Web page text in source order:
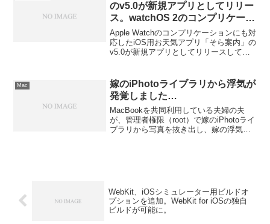
のv5.0が新規アプリとしてリリー
ス。watchOS 2のコンプリケーシ
ョンにも対応。
Apple Watchのコンプリケーションにも対
応したiOS用お天気アプリ「そら案内」の
v5.0が新規アプリとしてリリースしてい
Mac
嫁のiPhotoライブラリから浮気が
発覚しました…
MacBookを共同利用している夫婦の夫
が、管理者権限（root）で嫁のiPhotoライ
ブラリから写真を抜き出し、嫁の浮気が
WebKit、iOSシミュレーター用ビルドオ
プションを追加。WebKit for iOSの独自
ビルドが可能に。